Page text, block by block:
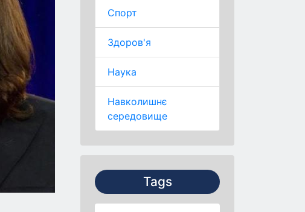
Спорт
Здоров'я
Наука
Навколишнє
середовище
Tags